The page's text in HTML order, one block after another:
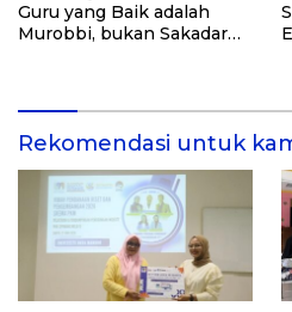
Guru yang Baik adalah
Murobbi, bukan Sakadar
Rekomendasi untuk